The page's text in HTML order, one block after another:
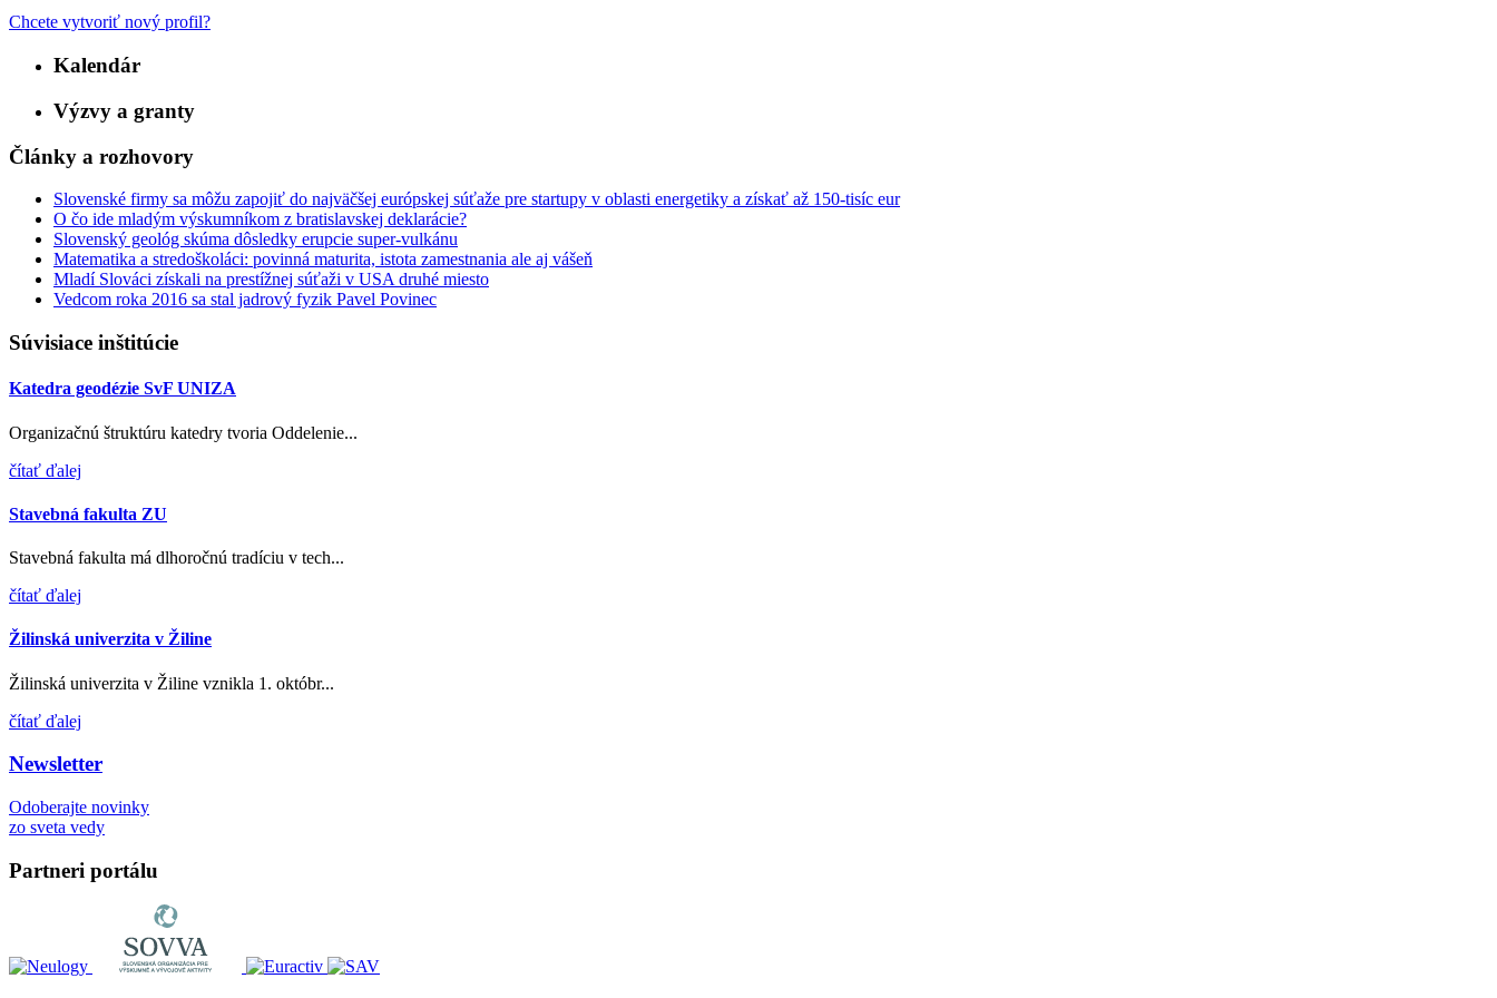
Chcete vytvoriť nový profil?
Kalendár
Výzvy a granty
Články a rozhovory
Slovenské firmy sa môžu zapojiť do najväčšej európskej súťaže pre startupy v oblasti energetiky a získať až 150-tisíc eur
O čo ide mladým výskumníkom z bratislavskej deklarácie?
Slovenský geológ skúma dôsledky erupcie super-vulkánu
Matematika a stredoškoláci: povinná maturita, istota zamestnania ale aj vášeň
Mladí Slováci získali na prestížnej súťaži v USA druhé miesto
Vedcom roka 2016 sa stal jadrový fyzik Pavel Povinec
Súvisiace inštitúcie
Katedra geodézie SvF UNIZA
Organizačnú štruktúru katedry tvoria Oddelenie...
čítať ďalej
Stavebná fakulta ZU
Stavebná fakulta má dlhoročnú tradíciu v tech...
čítať ďalej
Žilinská univerzita v Žiline
Žilinská univerzita v Žiline vznikla 1. októbr...
čítať ďalej
Newsletter
Odoberajte novinky
zo sveta vedy
Partneri portálu